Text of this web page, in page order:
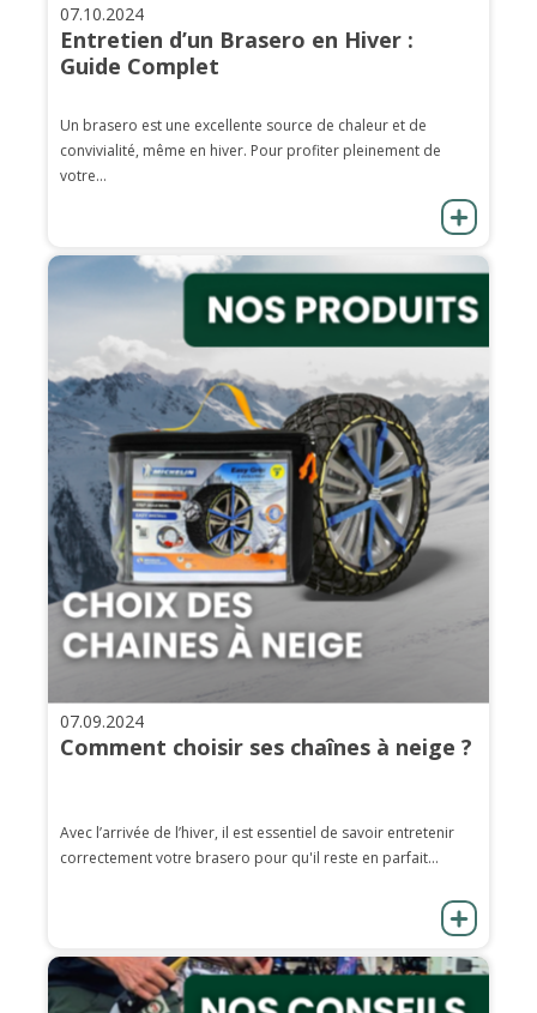
07.10.2024
Entretien d’un Brasero en Hiver :
Guide Complet
Un brasero est une excellente source de chaleur et de
convivialité, même en hiver. Pour profiter pleinement de
votre...
07.09.2024
Comment choisir ses chaînes à neige ?
Avec l’arrivée de l’hiver, il est essentiel de savoir entretenir
correctement votre brasero pour qu'il reste en parfait...